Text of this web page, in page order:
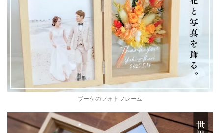
ブーケのフォトフレーム